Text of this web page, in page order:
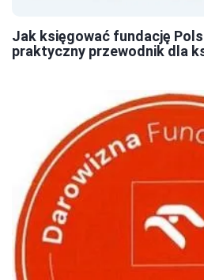
Jak księgować fundację
praktyczny przewodnik dla